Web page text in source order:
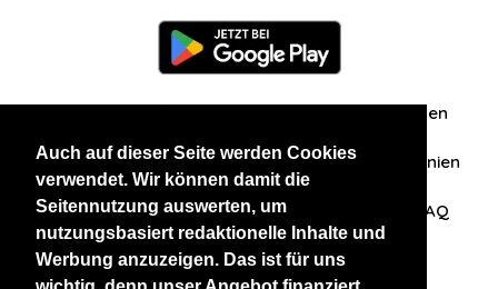
Auch auf dieser Seite werden Cookies
verwendet. Wir können damit die
Seitennutzung auswerten, um
nutzungsbasiert redaktionelle Inhalte und
Werbung anzuzeigen. Das ist für uns
Zuschriften/Erfahrungen
Datenschutzerklärung AGB Datenschutzrichtlinien
Nehmen Sie Kontakt mit uns auf FAQ
Unsere anderen Websites